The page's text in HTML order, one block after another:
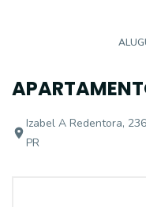
Izabel A Redentora,
PR